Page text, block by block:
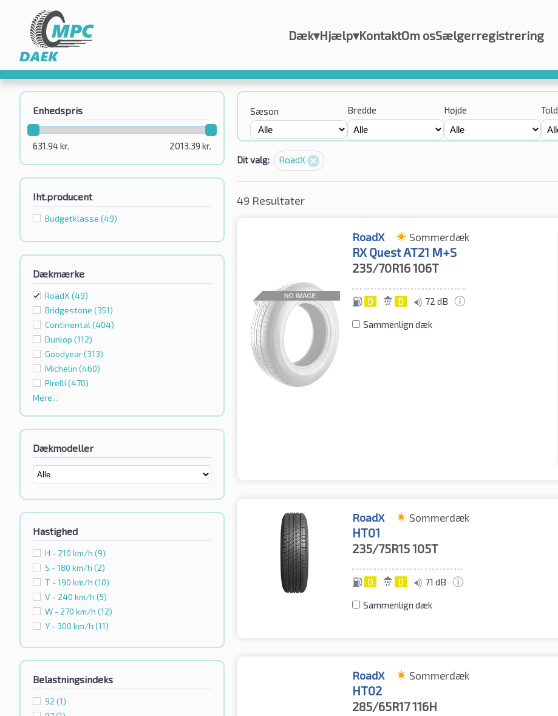
Dæk▾Hjælp▾KontaktOm osSælgerregistrering
Enhedspris
2013.39 kr.
631.94kr.
Iht.producent
Budgetklassе (49)
Dækmærke
RoadX (49)
Bridgestone (351)
Continental (404)
Dunlop (112)
Goodyear(313)
Michelin (460)
Pirelli (470)
Mere...
Dækmodeller
Hastighed
H - 210 km/h (9)
S - 180 km/h (2)
T - 190 km/h (10)
V - 240 km/h (5)
W - 270 km/h (12)
Y - 300 km/h (11)
Belastningsindeks
92 (1)
Sæson Bredde Højde Told
Dit valg: RoadX
49 Resultater
RoadX Sommerdæk
RX Quest AT21 M+S
235/70R16106T
D D 72 dB
Sammenlign dæk
RoadX Sommerdæk
HT01
235/75R15105T
D D 71 dB
Sammenlign dæk
RoadX Sommerdæk
HT02
285/65R17116H